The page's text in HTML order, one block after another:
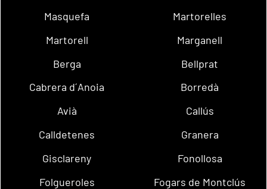
Masquefa
Martorelles
Martorell
Marganell
Berga
Bellprat
Cabrera d´Anoia
Borredà
Avià
Callús
Calldetenes
Granera
Gisclareny
Fonollosa
Folgueroles
Fogars de Montclús